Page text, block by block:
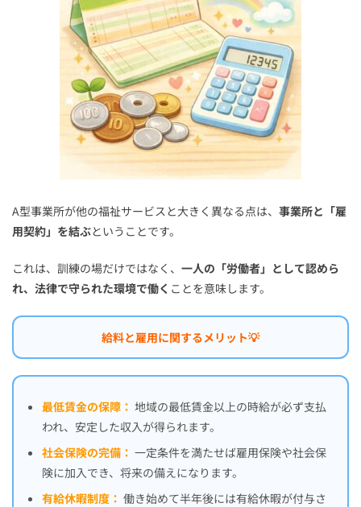
A型事業所が他の福祉サービスと大きく異なる点は、 事業所と「雇
用契約」を結ぶということです。
これは、訓練の場だけではなく、 一人の「労働者」として認めら
れ、法律で守られた環境で働く ことを意味します。
給料と雇用に関するメリット💡
最低賃金の保障： 地域の最低賃金以上の時給が必ず支払
われ、安定した収入が得られます。
社会保険の完備： 一定条件を満たせば雇用保険や社会保
険に加入でき、将来の備えになります。
有給休暇制度： 働き始めて半年後には有給休暇が付与さ